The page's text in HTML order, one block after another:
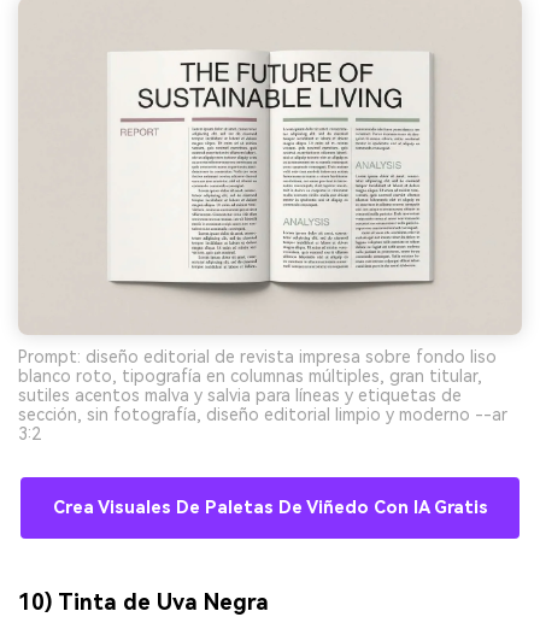
Prompt: diseño editorial de revista impresa sobre fondo liso
blanco roto, tipografía en columnas múltiples, gran titular,
sutiles acentos malva y salvia para líneas y etiquetas de
sección, sin fotografía, diseño editorial limpio y moderno --ar
3:2
Crea Visuales De Paletas De Viñedo Con IA Gratis
10) Tinta de Uva Negra